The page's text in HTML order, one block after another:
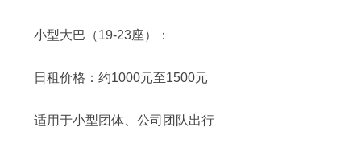
小型大巴（19-23座）：
日租价格：约1000元至1500元
适用于小型团体、公司团队出行